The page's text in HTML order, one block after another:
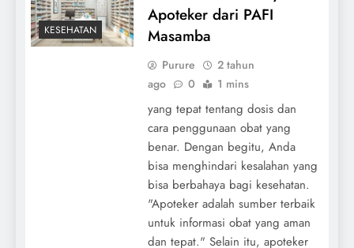
KESEHATAN
Apoteker dari PAFI
Masamba
Purure
2 tahun
ago
0 1 mins
yang tepat tentang dosis dan
cara penggunaan obat yang
benar. Dengan begitu, Anda
bisa menghindari kesalahan yang
bisa berbahaya bagi kesehatan.
"Apoteker adalah sumber terbaik
untuk informasi obat yang aman
dan tepat." Selain itu, apoteker